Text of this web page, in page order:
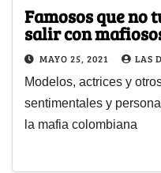
Famosos que no
salir con
MAYO 25, 2021 LAS
Modelos, actrices y
sentimentales y
la mafia colombiana